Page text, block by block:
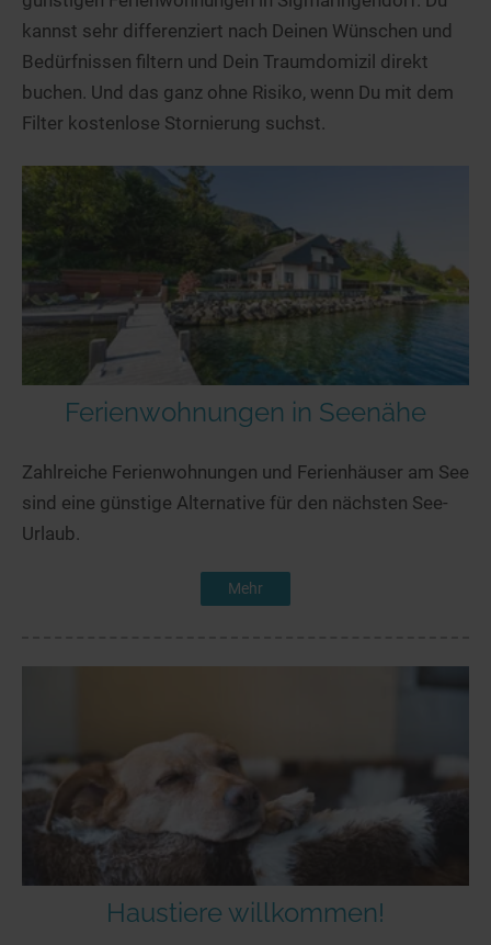
kannst sehr differenziert nach Deinen Wünschen und
Bedürfnissen filtern und Dein Traumdomizil direkt
buchen. Und das ganz ohne Risiko, wenn Du mit dem
Filter kostenlose Stornierung suchst.
Ferienwohnungen in Seenähe
Zahlreiche Ferienwohnungen und Ferienhäuser am See
sind eine günstige Alternative für den nächsten See-
Urlaub.
Mehr
Haustiere willkommen!